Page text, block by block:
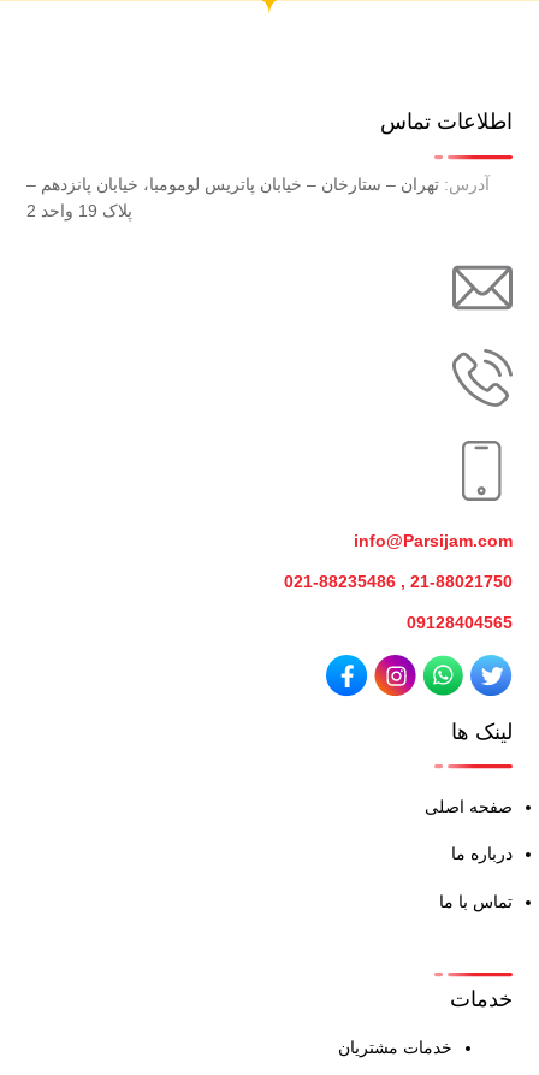
اطلاعات تماس
آدرس: تهران – ستارخان – خیابان پاتریس لومومبا، خیابان پانزدهم –
پلاک 19 واحد 2
info@Parsijam.com
21-88021750 , 021-88235486
09128404565
لینک ها
صفحه اصلی
درباره ما
تماس با ما
خدمات
خدمات مشتریان